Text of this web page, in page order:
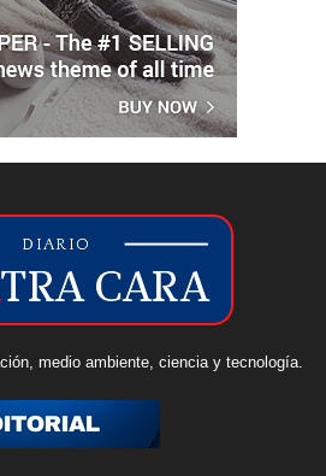
medio ambiente, ciencia y tecnología.